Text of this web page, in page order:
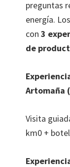
preguntas
energía.
con3
de
Artomaña
Visita
km0 +